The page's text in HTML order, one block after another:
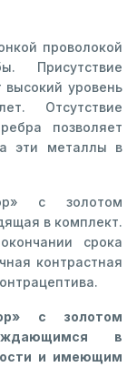
проволокой
Присутствие
высокий уровень
Отсутствие
позволяет
эти металлы в
с золотом
в комплект.
срока
контрастная
с золотом
в
и имеющим